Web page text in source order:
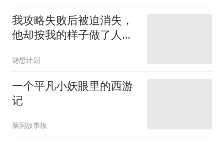
我攻略失败后被迫消失，
他却按我的样子做了人
谜想计划
一个平凡小妖眼里的西游
记
脑洞故事板